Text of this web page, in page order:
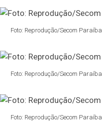
Foto: Reprodução/Secom Paraíba
Foto: Reprodução/Secom Paraíba
Foto: Reprodução/Secom Paraíba